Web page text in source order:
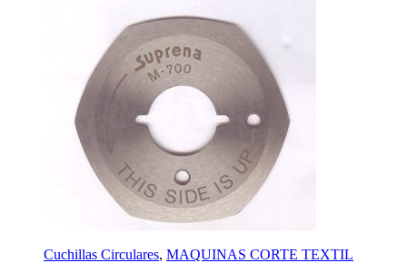
Cuchillas Circulares, MAQUINAS CORTE TEXTIL